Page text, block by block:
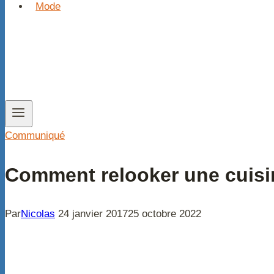
Mode
Communiqué
Comment relooker une
ParNicolas 24 janvier 201725 octobre 2022